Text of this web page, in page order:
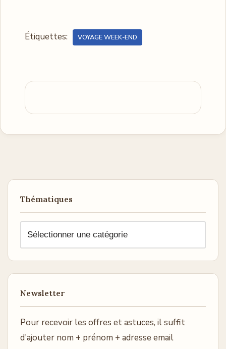
Étiquettes: VOYAGE WEEK-END
Thématiques
Newsletter
Pour recevoir les offres et astuces, il suffit
d'ajouter nom + prénom + adresse email